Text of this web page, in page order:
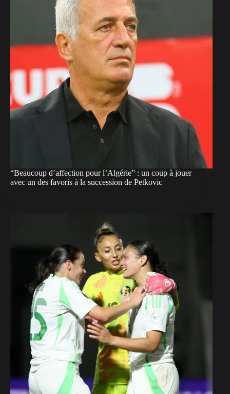
“Beaucoup d’affection pour l’Algérie” : un coup à jouer
avec un des favoris à la succession de Petkovic